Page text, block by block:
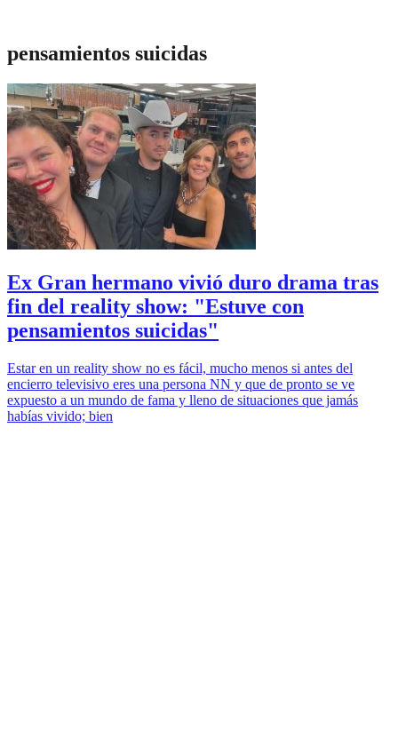
pensamientos suicidas
Ex Gran hermano vivió duro drama tras
fin del reality show: "Estuve con
pensamientos suicidas"
Estar en un reality show no es fácil, mucho menos si antes del
encierro televisivo eres una persona NN y que de pronto se ve
expuesto a un mundo de fama y lleno de situaciones que jamás
habías vivido; bien